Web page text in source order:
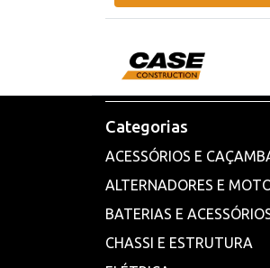
Categorias
ACESSÓRIOS E
ALTERNADORES E
BATERIAS E
CHASSI E ESTRUTURA